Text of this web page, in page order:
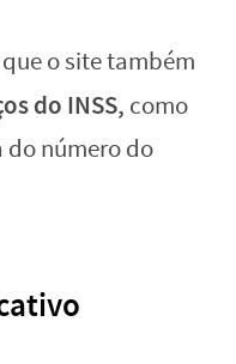
o site também
do INSS, como
do número do